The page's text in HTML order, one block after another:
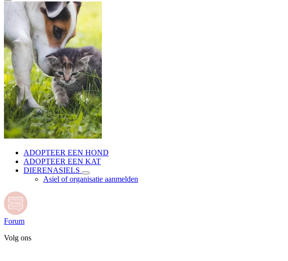
ADOPTEER EEN HOND
ADOPTEER EEN KAT
DIERENASIELS
Asiel of organisatie aanmelden
Forum
Volg ons